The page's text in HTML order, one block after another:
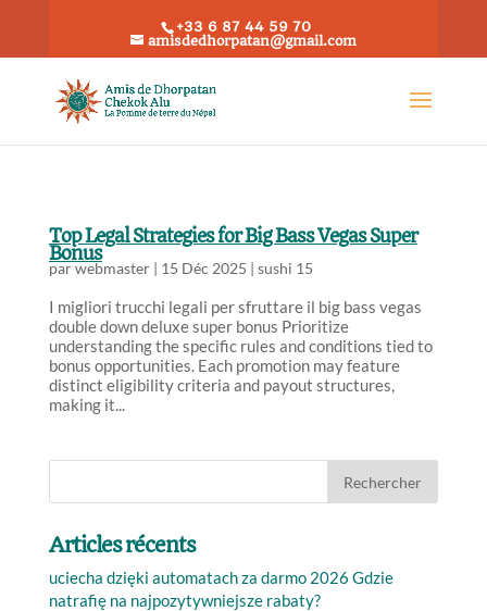
+33 6 87 44 59 70
amisdedhorpatan@gmail.com
Top Legal Strategies for Big Bass Vegas Super
Bonus
parwebmaster| 15 Déc 2025 | sushi 15
I migliori trucchi legali per sfruttare il big bass vegas
double down deluxe super bonus Prioritize
understanding the specific rules and conditions tied to
bonus opportunities. Each promotion may feature
distinct eligibility criteria and payout structures,
making it...
Articles récents
uciecha dzięki automatach za darmo 2026 Gdzie
natrafię na najpozytywniejsze rabaty?